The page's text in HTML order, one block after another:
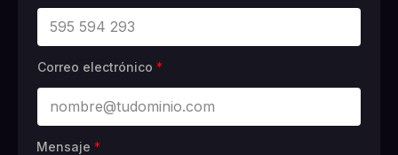
Correo electrónico *
Mensaje *